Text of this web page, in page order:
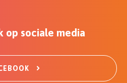
op sociale media